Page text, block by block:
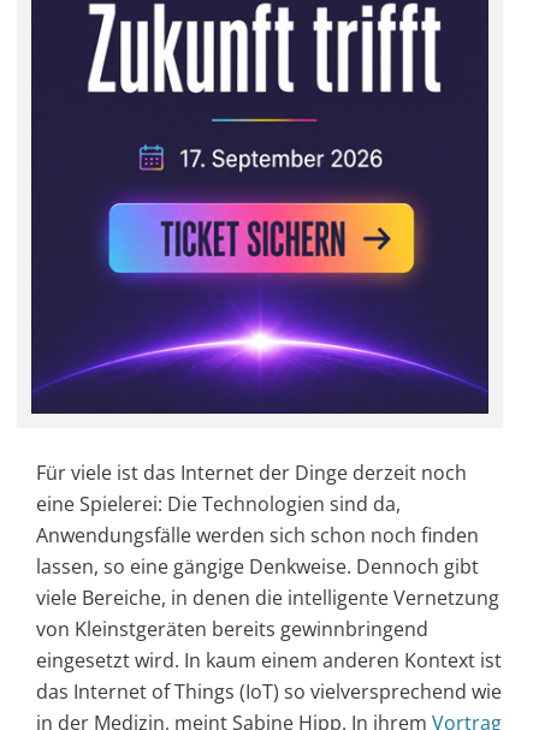
Für viele ist das Internet der Dinge derzeit noch
eine Spielerei: Die Technologien sind da,
Anwendungsfälle werden sich schon noch finden
lassen, so eine gängige Denkweise. Dennoch gibt
viele Bereiche, in denen die intelligente Vernetzung
von Kleinstgeräten bereits gewinnbringend
eingesetzt wird. In kaum einem anderen Kontext ist
das Internet of Things (IoT) so vielversprechend wie
in der Medizin, meint Sabine Hipp. In ihrem Vortrag